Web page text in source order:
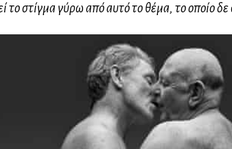
το στίγμα γύρω από αυτό το θέμα, το οποίο δε